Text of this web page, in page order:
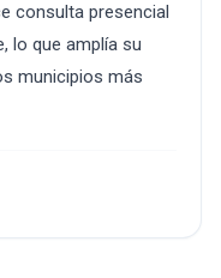
consulta presencial
lo que amplía su
municipios más